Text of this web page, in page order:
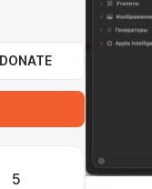
DONATE
5